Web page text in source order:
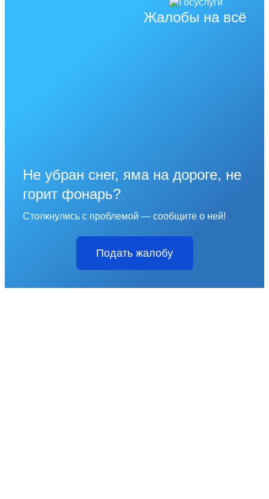
Жалобы на всё
Не убран снег, яма на дороге, не
горит фонарь?
Столкнулись с проблемой — сообщите о ней!
Подать жалобу